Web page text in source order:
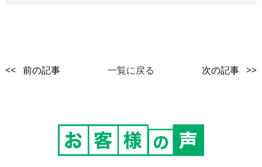
<< 前の記事 一覧に戻る 次の記事 >>